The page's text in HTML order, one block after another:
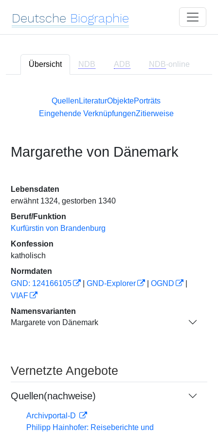
Deutsche Biographie
Übersicht NDB ADB NDB-online
Quellen LiteraturObjektePorträts
Eingehende VerknüpfungenZitierweise
Margarethe von Dänemark
Lebensdaten
erwähnt 1324, gestorben 1340
Beruf/Funktion
Kurfürstin von Brandenburg
Konfession
katholisch
Normdaten
GND: 124166105
GND-Explorer OGND
VIAF
Namensvarianten
Margarete von Dänemark
Vernetzte Angebote
Quellen(nachweise)
Archivportal-D
Philipp Hainhofer: Reiseberichte und